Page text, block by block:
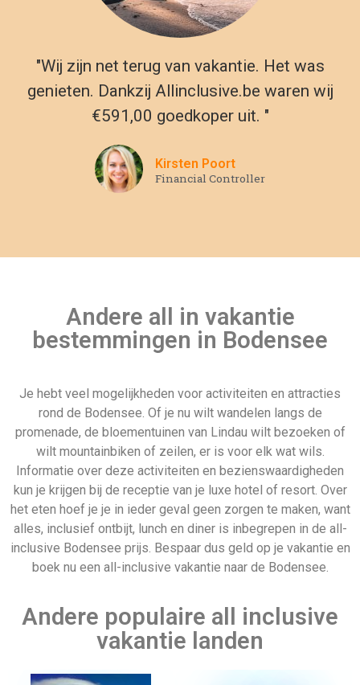
"Wij zijn net terug van vakantie. Het was
genieten. Dankzij Allinclusive.be waren wij
€591,00 goedkoper uit. "
Kirsten Poort
Financial Controller
Andere all in vakantie
bestemmingen in Bodensee
Je hebt veel mogelijkheden voor activiteiten en attracties
rond de Bodensee. Of je nu wilt wandelen langs de
promenade, de bloementuinen van Lindau wilt bezoeken of
wilt mountainbiken of zeilen, er is voor elk wat wils.
Informatie over deze activiteiten en bezienswaardigheden
kun je krijgen bij de receptie van je luxe hotel of resort. Over
het eten hoef je je in ieder geval geen zorgen te maken, want
alles, inclusief ontbijt, lunch en diner is inbegrepen in de all-
inclusive Bodensee prijs. Bespaar dus geld op je vakantie en
boek nu een all-inclusive vakantie naar de Bodensee.
Andere populaire all inclusive
vakantie landen